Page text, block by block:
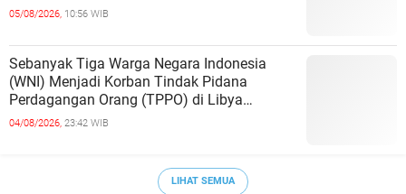
05/08/2026, 10:56 WIB
Sebanyak Tiga Warga Negara Indonesia
(WNI) Menjadi Korban Tindak Pidana
Perdagangan Orang (TPPO) di Libya
Berhasil Dipulangkan Ke - Indonesia. Mereka
04/08/2026, 23:42 WIB
LIHAT SEMUA